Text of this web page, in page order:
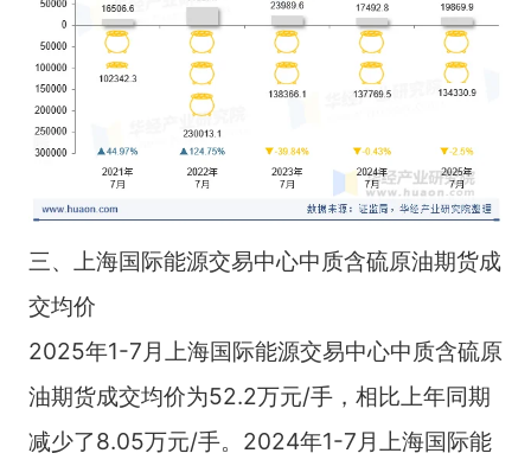
三、上海国际能源交易中心中质含硫原油期货成
交均价
2025年1-7月上海国际能源交易中心中质含硫原
油期货成交均价为52.2万元/手，相比上年同期
减少了8.05万元/手。2024年1-7月上海国际能